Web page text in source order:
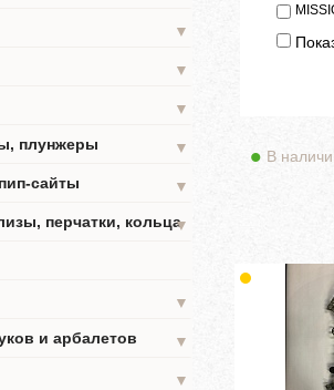
▼
▼
▼
плунжеры
▼
сайты
▼
перчатки, кольца▼
▼
и арбалетов
▼
▼
В